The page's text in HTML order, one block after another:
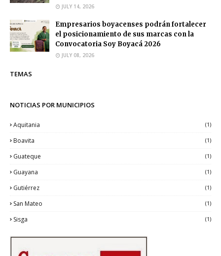
JULY 14, 2026
Empresarios boyacenses podrán fortalecer
el posicionamiento de sus marcas con la
Convocatoria Soy Boyacá 2026
JULY 08, 2026
TEMAS
NOTICIAS POR MUNICIPIOS
Aquitania (1)
Boavita (1)
Guateque (1)
Guayana (1)
Gutiérrez (1)
San Mateo (1)
Sisga (1)